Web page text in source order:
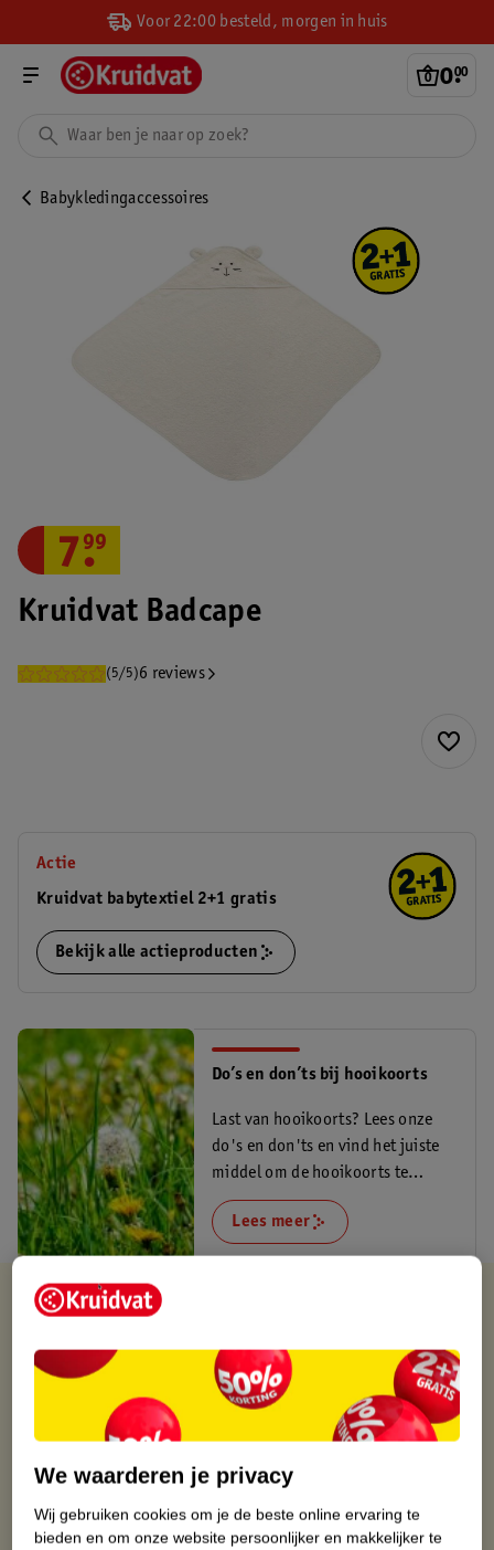
Voor 22:00 besteld, morgen in huis
0.
00
Babykledingaccessoires
Kruidvat Badcape
(5/5)6 reviews
7.
99
Actie
Kruidvat babytextiel 2+1 gratis
Bekijk alle actieproducten
Do’s en don’ts bij hooikoorts
Last van hooikoorts? Lees onze
do's en don'ts en vind het juiste
middel om de hooikoorts te
verlichten.
Lees meer
Kruidvat is altijd voordelig
Gratis ophalen in de winkel
Op werkdagen voor 22:00 uur besteld, volgende dag in huis
Gratis thuisbezorgd vanaf 50.00
Gratis retourneren binnen 30 dagen
We waarderen je privacy
Wij gebruiken cookies om je de beste online ervaring te
bieden en om onze website persoonlijker en makkelijker te